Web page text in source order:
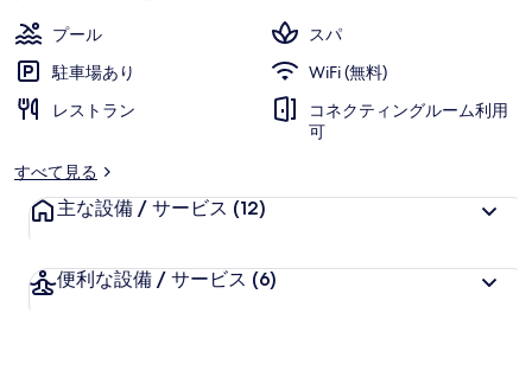
ー
ド
デ
ス
テ
プール
スパ
駐車場あり
WiFi (無料)
レストラン
コネクティングルーム利用
可
すべて見る
主な設備 / サービス (12)
便利な設備 / サービス (6)